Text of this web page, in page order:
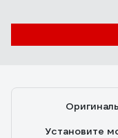
Установите